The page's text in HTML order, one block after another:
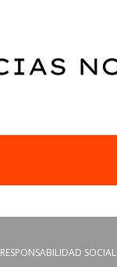
RESPONSABILIDAD SOCIAL